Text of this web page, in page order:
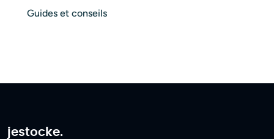
Guides et conseils
jestocke.